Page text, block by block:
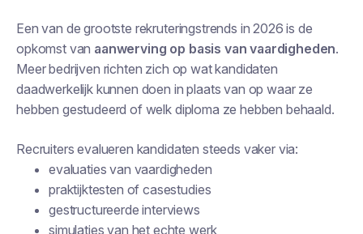
Een van de grootste rekruteringstrends in 2026 is de
opkomst van aanwerving op basis van vaardigheden.
Meer bedrijven richten zich op wat kandidaten
daadwerkelijk kunnen doen in plaats van op waar ze
hebben gestudeerd of welk diploma ze hebben behaald.
Recruiters evalueren kandidaten steeds vaker via:
evaluaties van vaardigheden
praktijktesten of casestudies
gestructureerde interviews
simulaties van het echte werk